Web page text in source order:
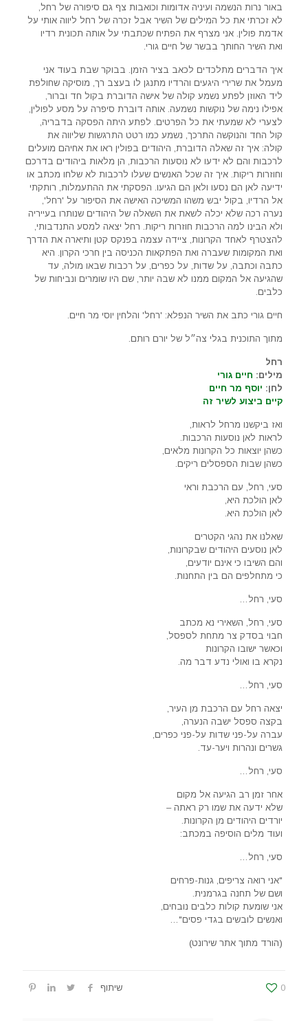
באור נרות הנשמה ועיניה אדומות וכואבות צף גם סיפורה של רחל,
לא זכרתי את כל המילים של השיר אבל זכרה של רחל ליווה אותי על
אדמת פולין. אני מצרף את הפתיח שכתבתי על אותה תכונית רדיו
ואת השיר החותך בבשר של חיים גורי.
איך הדברים מתלכדים לכאב בציר הזמן. בבוקר שבת בעוד אני
מעמל את שרירי היגעים והרדיו מתנגן לו בעצב רך, מוסיקה שחולפת
ליד האוזן לפתע נשמע קולה של אישה הדוברת בקול חד וברור,
אפילו נימה של נוקשות נשמעה. אותה דוברת סיפרה על מסע לפולין,
לצערי לא שמעתי את כל הפרטים. לפתע היתה הפסקה בדבריה,
קול החד והנוקשה התרכך, נשמע כמו רטט התרגשות שליווה את
קולה: איך זה שאלה הדוברת, היהודים בפולין ראו את אחיהם מועלים
לרכבות והם לא ידעו לא נוסעות הרכבות, הן מלאות ביהודים בדרכם
וחוזרות ריקות. איך זה שכל האנשים שעלו לרכבות לא שלחו מכתב או
ידיעה לאן הם נסעו ולאן הם הגיעו. הפסקתי את ההתעמלות, רותקתי
אל הרדיו, בקול יבש משהו המשיכה האישה את הסיפור על 'רחל',
נערה רכה שלא יכלה לשאת את השאלה של היהודים שנותרו בעייריה
ולא הבינו למה הרכבות חוזרות ריקות. רחל יצאה למסע התנדבותי,
להצטרף לאחד הקרונות, ציידה עצמה בפנקס קטן ותיארה את הדרך
ואת המקומות שעברה ואת הפתקאות הכניסה בין חרכי הקרון. היא
כתבה וכתבה, על שדות, על כפרים, על רכבות שבאו מולה, עד
שהגיעה אל המקום ממנו לא שבה יותר, שם היו שומרים ונביחות של
כלבים.
חיים גורי כתב את השיר הנפלא: 'רחל' והלחין יוסי מר חיים.
מתוך התוכנית בגלי צה״ל של יורם רותם.
רחל
מילים: חיים גורי
לחן: יוסף מר חיים
קיים ביצוע לשיר זה
ואז ביקשנו מרחל לראות,
לראות לאן נוסעות הרכבות.
כשהן יוצאות כל הקרונות מלאים,
כשהן שבות הספסלים ריקים.
סעי, רחל, עם הרכבת וראי
לאן הולכת היא,
לאן הולכת היא.
שאלנו את נהגי הקטרים
לאן נוסעים היהודים שבקרונות,
והם השיבו כי אינם יודעים,
כי מתחלפים הם בין התחנות.
סעי, רחל…
סעי, רחל, השאירי נא מכתב
חבוי בסדק צר מתחת לספסל,
וכאשר ישובו הקרונות
נקרא בו ואולי נדע דבר מה.
סעי, רחל…
יצאה רחל עם הרכבת מן העיר,
בקצה ספסל ישבה הנערה,
עברה על-פני שדות על-פני כפרים,
גשרים ונהרות ויער-עד.
סעי, רחל…
אחר זמן רב הגיעה אל מקום
שלא ידעה את שמו רק ראתה –
יורדים היהודים מן הקרונות.
ועוד מלים הוסיפה במכתב:
סעי, רחל…
"אני רואה צריפים, גנות-פרחים
ושם של תחנה בגרמנית.
אני שומעת קולות כלבים נובחים,
ואנשים לובשים בגדי פסים"…
(הורד מתוך אתר שירונט)
שיתוף 0